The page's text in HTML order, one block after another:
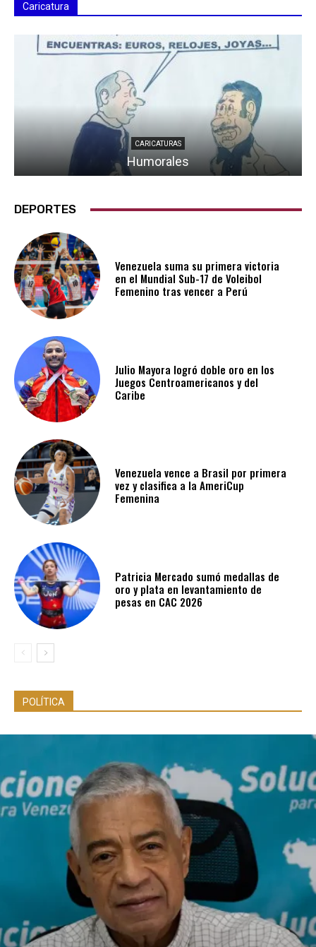
Caricatura
CARICATURAS
Humorales
DEPORTES
Venezuela suma su primera victoria
en el Mundial Sub-17 de Voleibol
Femenino tras vencer a Perú
Julio Mayora logró doble oro en los
Juegos Centroamericanos y del
Caribe
Venezuela vence a Brasil por primera
vez y clasifica a la AmeriCup
Femenina​
Patricia Mercado sumó medallas de
oro y plata en levantamiento de
pesas en CAC 2026
POLÍTICA